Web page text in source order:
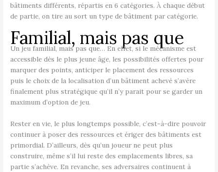
bâtiments différents, répartis en 6 catégories. À chaque début
de partie, on tire au sort un type de bâtiment par catégorie.
Familial, mais pas que
Un jeu familial, mais pas que… En effet, si le mécanisme est
accessible dès le plus jeune âge, les possibilités offertes pour
marquer des points, anticiper le placement des ressources
puis le choix de la localisation d’un bâtiment achevé s’avère
finalement plus stratégique qu’il n’y parait pour se garder un
maximum d’option de jeu.
Rester en vie, le plus longtemps possible, c’est-à-dire pouvoir
continuer à poser des ressources et ériger des bâtiments est
primordial. D’ailleurs, dès qu’un joueur ne peut plus
construire, même s’il lui reste des emplacements libres, sa
partie s’achève. En revanche, ses adversaires continuent à